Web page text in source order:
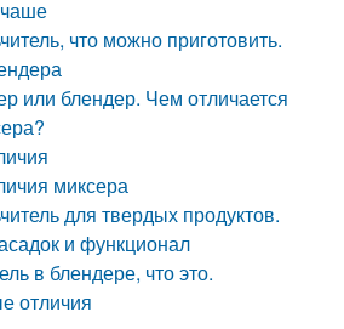
что можно приготовить.
или блендер. Чем отличается
миксера
для твердых продуктов.
и функционал
в блендере, что это.
отличия